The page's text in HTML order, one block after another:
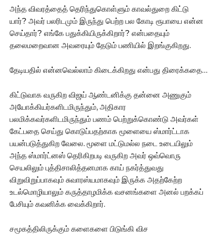
அந்த விவரத்தைத் தெரிந்துகொள்ளும் காவல்துறை கிட்டு
யார்? அவர் பலரிடமும் இருந்து பெற்ற பல கோடி ரூபாயை என்ன
செய்தார்? எங்கே பதுக்கியிருக்கிறார்? என்பதையும்
தலைமறைவான அவரையும் தேடும் பணியில் இறங்குகிறது.
தேடியதில் என்னவெல்லாம் கிடைக்கிறது என்பது திரைக்கதை…
கிட்டுவாக வருகிற விஜய் ஆண்டனிக்கு தன்னை அணுகும்
அயோக்கியர்களிடமிருந்தும், அதிகார
பலமிக்கவர்களிடமிருந்தும் பணம் பெற்றுக்கொண்டு அவர்கள்
கேட்பதை செய்து கொடுப்பதற்காக மூளையை ஸ்மார்ட்டாக
பயன்படுத்துகிற வேலை. மூளை மட்டுமல்ல நடை உடையிலும்
அந்த ஸ்மார்ட்னஸ் தெரிகிறபடி வருகிற அவர் ஒவ்வொரு
செயலிலும் புத்திசாலித்தனமாக காய் நகர்த்துவது
விறுவிறுப்பாகவும் சுவாரஸ்யமாகவும் இருக்க அதற்கேற்ற
உடல்மொழியாலும் கருத்தாழமிக்க வசனங்களை அனல் பறக்கப்
பேசியும் கவனிக்க வைக்கிறார்.
சமூகத்திலிருக்கும் களைகளை பிடுங்கி விச